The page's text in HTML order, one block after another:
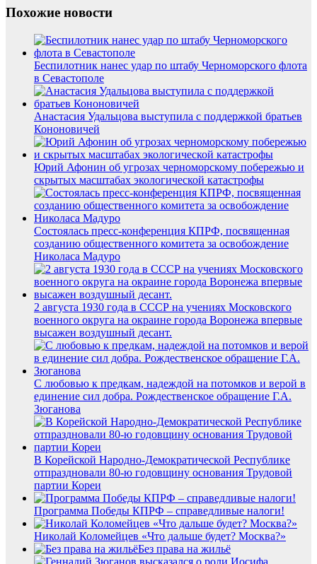
Похожие новости
Беспилотник нанес удар по штабу Черноморского флота
в Севастополе
Анастасия Удальцова выступила с поддержкой братьев
Кононовичей
Юрий Афонин об угрозах черноморскому побережью и
скрытых масштабах экологической катастрофы
Состоялась пресс-конференция КПРФ, посвященная
созданию общественного комитета за освобождение
Николаса Мадуро
2 августа 1930 года в СССР на учениях Московского
военного округа на окраине города Воронежа впервые
высажен воздушный десант.
С любовью к предкам, надеждой на потомков и верой в
единение сил добра. Рождественское обращение Г.А.
Зюганова
В Корейской Народно-Демократической Республике
отпраздновали 80-ю годовщину основания Трудовой
партии Кореи
Программа Победы КПРФ – справедливые налоги!
Николай Коломейцев «Что дальше будет? Москва?»
Без права на жильё